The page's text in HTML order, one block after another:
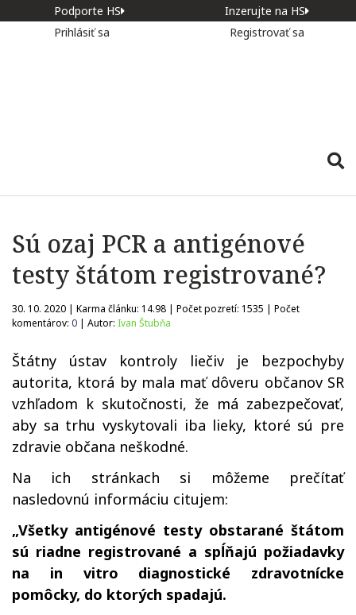
Podporte HS
Inzerujte na HS
Prihlásiť sa
Registrovať sa
Sú ozaj PCR a antigénové
testy štátom registrované?
30. 10. 2020 | Karma článku: 14.98 | Počet pozretí: 1535 | Počet
komentárov: 0 | Autor: Ivan Štubňa
Štátny ústav kontroly liečiv je bezpochyby
autorita, ktorá by mala mať dôveru občanov SR
vzhľadom k skutočnosti, že má zabezpečovať,
aby sa trhu vyskytovali iba lieky, ktoré sú pre
zdravie občana neškodné.
Na ich stránkach si môžeme prečítať
nasledovnú informáciu citujem:
„Všetky antigénové testy obstarané štátom
sú riadne registrované a spĺňajú požiadavky
na in vitro diagnostické zdravotnícke
pomôcky, do ktorých spadajú.